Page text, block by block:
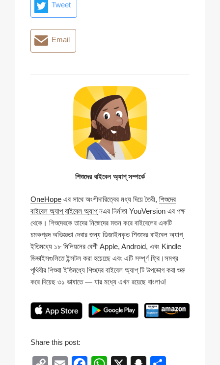
Tweet
Email
শিশুদের বাইবেল অ্যাপ্ সম্পর্কে
OneHope এর সাথে অংশীদারিত্বের মধ্য দিয়ে তৈরী, শিশুদের
বাইবেল অ্যাপ্ বাইবেল অ্যাপ্নএর নির্মাতা YouVersion এর পক্ষ
থেকে। শিশুদেরকে তাদের নিজেদের মতন করে বাইবেলের একটি
চমকপ্রদ অভিজ্ঞতা দেবার জন্য ডিজাইনকৃত শিশুদের বাইবেল অ্যাপ্
ইতিমধ্যে ১৮ মিলিয়নের বেশী Apple, Android, এবং Kindle
ডিভাইসগুলিতে ইন্সটল করা হয়েছেে এবং এটি সম্পূর্ণ ফ্রি।সমগ্র
পৃথিবীর শিশুরা ইতিমধ্যে শিশুদের বাইবেল অ্যাপ্ টি উপভোগ করা শুরু
করে দিয়েছ ৩১ ভাষাতে — যার মধ্যে এখন রয়েছে বাংলাও!
Share this post: